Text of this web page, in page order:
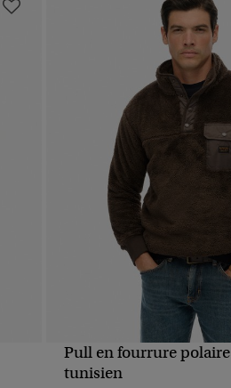
APERÇU
Pull en fourrure
tunisien